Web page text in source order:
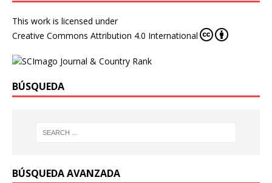
This work is licensed under
Creative Commons Attribution 4.0 International
BÚSQUEDA
BÚSQUEDA AVANZADA